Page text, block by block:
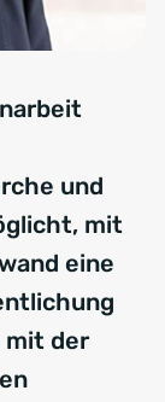
und
mit
eine
mit der